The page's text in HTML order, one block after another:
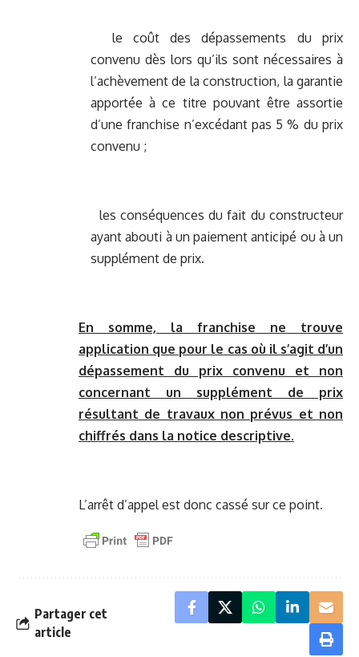
le coût des dépassements du prix
convenu dès lors qu’ils sont nécessaires à
l’achèvement de la construction, la garantie
apportée à ce titre pouvant être assortie
d’une franchise n’excédant pas 5 % du prix
convenu ;
les conséquences du fait du constructeur
ayant abouti à un paiement anticipé ou à un
supplément de prix.
En somme, la franchise ne trouve
application que pour le cas où il s’agit d’un
dépassement du prix convenu et non
concernant un supplément de prix
résultant de travaux non prévus et non
chiffrés dans la notice descriptive.
L’arrêt d’appel est donc cassé sur ce point.
Partager cet
article